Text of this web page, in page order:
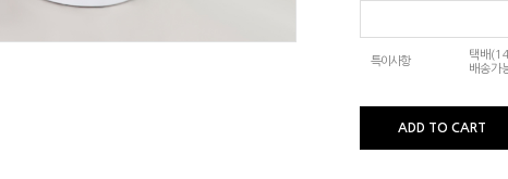
특이사항
택배
배송가
ADD TO CART